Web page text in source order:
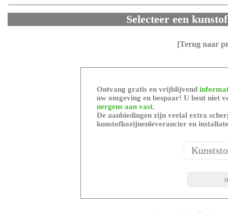
Selecteer een
[Terug naar
Ontvang gratis en vrijblijvend
uw omgeving en bespaar! U bent niet
nergens aan vast.
De aanbiedingen zijn veelal extra
kunstofkozijnenleverancier en